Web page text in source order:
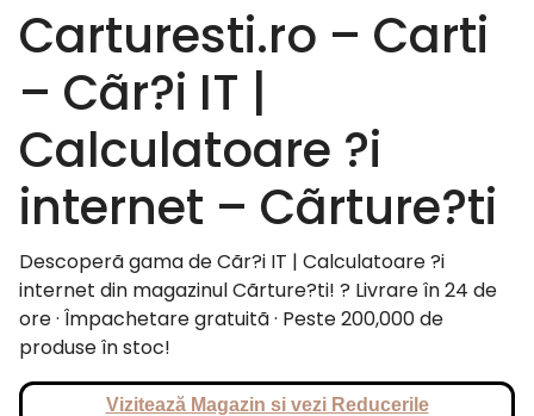
Carturesti.ro – Carti
– Cãr?i IT |
Calculatoare ?i
internet – Cãrture?ti
Descoperã gama de Cãr?i IT | Calculatoare ?i
internet din magazinul Cãrture?ti! ? Livrare în 24 de
ore · Împachetare gratuitã · Peste 200,000 de
produse în stoc!
Vizitează Magazin si vezi Reducerile